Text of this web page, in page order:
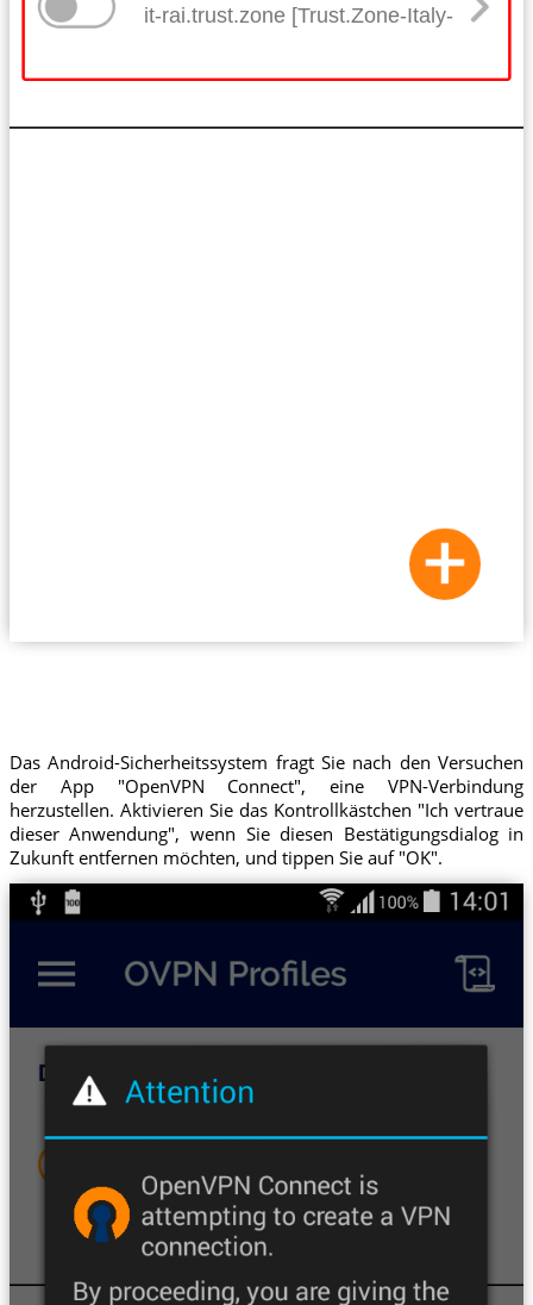
it-rai.trust.zone [Trust.Zone-Italy-RAI]
Das Android-Sicherheitssystem fragt Sie nach den Versuchen
der App "OpenVPN Connect", eine VPN-Verbindung
herzustellen. Aktivieren Sie das Kontrollkästchen "Ich vertraue
dieser Anwendung", wenn Sie diesen Bestätigungsdialog in
Zukunft entfernen möchten, und tippen Sie auf "OK".